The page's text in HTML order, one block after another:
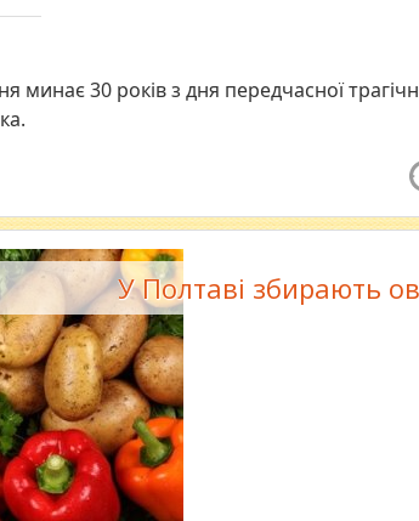
минає 30 років з дня передчасної
У Полтаві збирають